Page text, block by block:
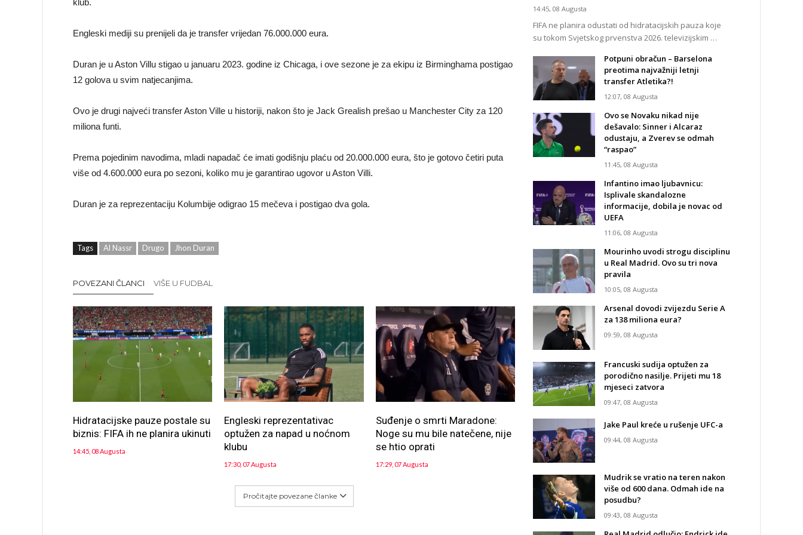
klub.
Engleski mediji su prenijeli da je transfer vrijedan 76.000.000 eura.
Duran je u Aston Villu stigao u januaru 2023. godine iz Chicaga, i ove sezone je za ekipu iz Birminghama postigao
12 golova u svim natjecanjima.
Ovo je drugi najveći transfer Aston Ville u historiji, nakon što je Jack Grealish prešao u Manchester City za 120
miliona funti.
Prema pojedinim navodima, mladi napadač će imati godišnju plaću od 20.000.000 eura, što je gotovo četiri puta
više od 4.600.000 eura po sezoni, koliko mu je garantirao ugovor u Aston Villi.
Duran je za reprezentaciju Kolumbije odigrao 15 mečeva i postigao dva gola.
Tags Al Nassr Drugo Jhon Duran
POVEZANI ČLANCI VIŠE U FUDBAL
Hidratacijske pauze postale su
biznis: FIFA ih ne planira ukinuti
14:45, 08 Augusta
Engleski reprezentativac
optužen za napad u noćnom
klubu
17:30, 07 Augusta
Suđenje o smrti Maradone:
Noge su mu bile natečene, nije
se htio oprati
17:29, 07 Augusta
Pročitajte povezane članke
14:45, 08 Augusta
FIFA ne planira odustati od hidratacijskih pauza koje
su tokom Svjetskog prvenstva 2026. televizijskim …
Potpuni obračun – Barselona
preotima najvažniji letnji
transfer Atletika?!
12:07, 08 Augusta
Ovo se Novaku nikad nije
dešavalo: Sinner i Alcaraz
odustaju, a Zverev se odmah
“raspao”
11:45, 08 Augusta
Infantino imao ljubavnicu:
Isplivale skandalozne
informacije, dobila je novac od
UEFA
11:06, 08 Augusta
Mourinho uvodi strogu disciplinu
u Real Madrid. Ovo su tri nova
pravila
10:05, 08 Augusta
Arsenal dovodi zvijezdu Serie A
za 138 miliona eura?
09:59, 08 Augusta
Francuski sudija optužen za
porodično nasilje. Prijeti mu 18
mjeseci zatvora
09:47, 08 Augusta
Jake Paul kreće u rušenje UFC-a
09:44, 08 Augusta
Mudrik se vratio na teren nakon
više od 600 dana. Odmah ide na
posudbu?
09:43, 08 Augusta